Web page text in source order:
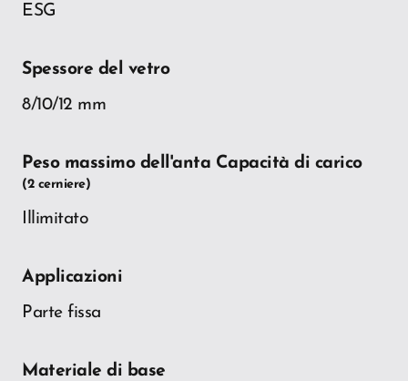
ESG
Spessore del vetro
8/10/12 mm
Peso massimo dell'anta Capacità di carico
(2 cerniere)
Illimitato
Applicazioni
Parte fissa
Materiale di base